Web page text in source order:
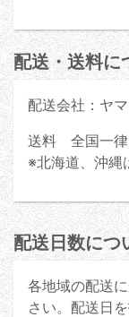
配送・送料に
配送会社：ヤ
送料 全国一
※北海道、沖
配送日数につ
各地域の配送
さい。配送日